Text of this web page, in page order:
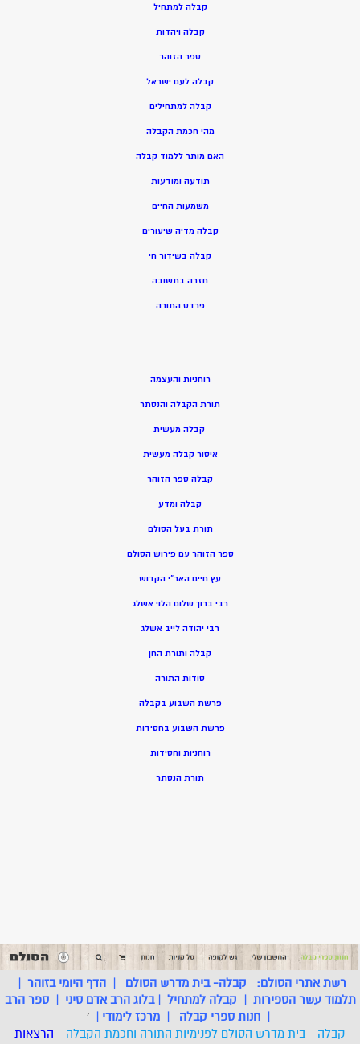
קבלה למתחיל
קבלה ויהדות
ספר הזוהר
קבלה לעם ישראל
קבלה למתחילים
מהי חכמת הקבלה
האם מותר ללמוד קבלה
תודעה ומודעות
משמעות החיים
קבלה מדיה שיעורים
קבלה בשידור חי
חזרה בתשובה
פרדס התורה
רוחניות והעצמה
תורת הקבלה והנסתר
קבלה מעשית
איסור קבלה מעשית
קבלה ספר הזוהר
קבלה ומדע
תורת בעל הסולם
ספר הזוהר עם פירוש הסולם
עץ חיים האר”י הקדוש
רבי ברוך שלום הלוי אשלג
רבי יהודה לייב אשלג
קבלה ותורת החן
סודות התורה
פרשת השבוע בקבלה
פרשת השבוע בחסידות
רוחניות וחסידות
תורת הנסתר
רשת אתרי הסולם: קבלה- בית מדרש הסולם |הדף היומי בזוהר |
תלמוד עשר הספירות | קבלה למתחיל |בלוג הרב אדם סיני |ספר הרב
| חנות ספרי קבלה | מרכז לימודי |
'
קבלה - בית מדרש הסולם לפנימיות התורה וחכמת הקבלה - הרצאות